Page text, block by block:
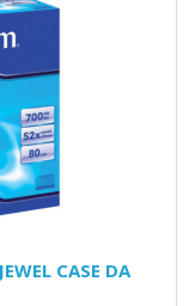
CASE DA